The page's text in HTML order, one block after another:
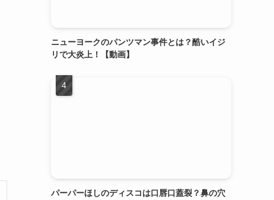
ニューヨークのパンツマン事件とは？酷いイジ
リで大炎上！【動画】
パーパーほしのディスコは口唇口蓋裂？鼻の穴